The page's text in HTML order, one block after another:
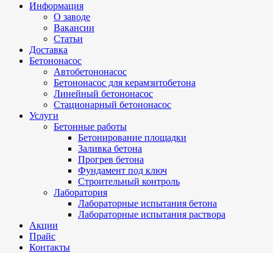
Информация
О заводе
Вакансии
Статьи
Доставка
Бетононасос
Автобетононасос
Бетононасос для керамзитобетона
Линейный бетононасос
Стационарный бетононасос
Услуги
Бетонные работы
Бетонирование площадки
Заливка бетона
Прогрев бетона
Фундамент под ключ
Строительный контроль
Лаборатория
Лабораторные испытания бетона
Лабораторные испытания раствора
Акции
Прайс
Контакты